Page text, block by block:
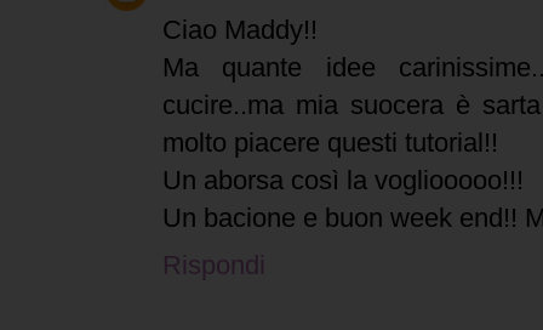
Ciao Maddy!!
Ma quante idee
cucire..ma mia suocera è
molto piacere questi tutorial!!
Un aborsa così la vogliooooo!!!
Un bacione e buon week end!!
Rispondi